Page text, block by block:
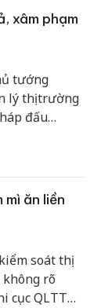
xâm phạm
tướng
lý thị trường
đấu
góp phần
doanh
mì ăn liền
soát thị
rõ
cục QLTT